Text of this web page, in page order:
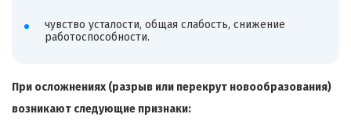
чувство усталости, общая слабость, снижение
работоспособности.
При осложнениях (разрыв или перекрут новообразования)
возникают следующие признаки: